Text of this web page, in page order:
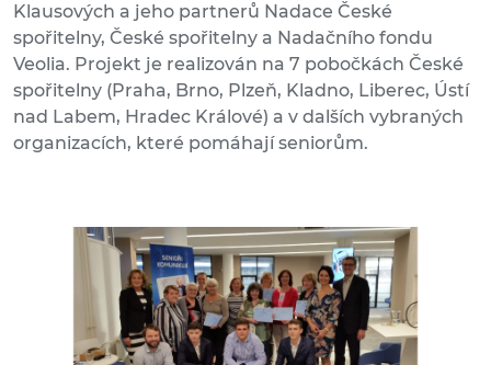
Klausových a jeho partnerů Nadace České
spořitelny, České spořitelny a Nadačního fondu
Veolia. Projekt je realizován na 7 pobočkách České
spořitelny (Praha, Brno, Plzeň, Kladno, Liberec, Ústí
nad Labem, Hradec Králové) a v dalších vybraných
organizacích, které pomáhají seniorům.